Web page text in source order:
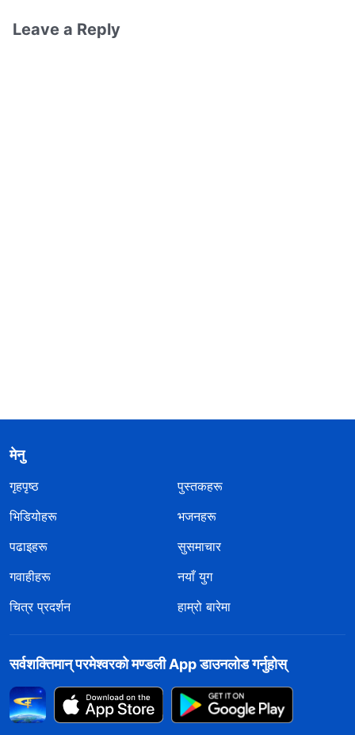
Leave a Reply
मेनु
गृहपृष्ठ
पुस्तकहरू
भिडियोहरू
भजनहरू
पढाइहरू
सुसमाचार
गवाहीहरू
नयाँ युग
चित्र प्रदर्शन
हाम्रो बारेमा
सर्वशक्तिमान्‌ परमेश्‍वरको मण्डली App डाउनलोड गर्नुहोस्